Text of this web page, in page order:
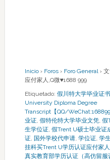
Inicio › Foros › Foro General ›
应付家人,Q微♥1688 999
Etiquetado: 假川特大学毕业证
University Diploma Degree
Transcript【QQ/
业证, 假特伦特大学毕业文凭, 假
生学位证, 假Trent U硕士毕业证
证, 国外学校代申请, 学位证, 学
挂科买Trent U学历认证应付家人
真实教育部学历认证（高仿留